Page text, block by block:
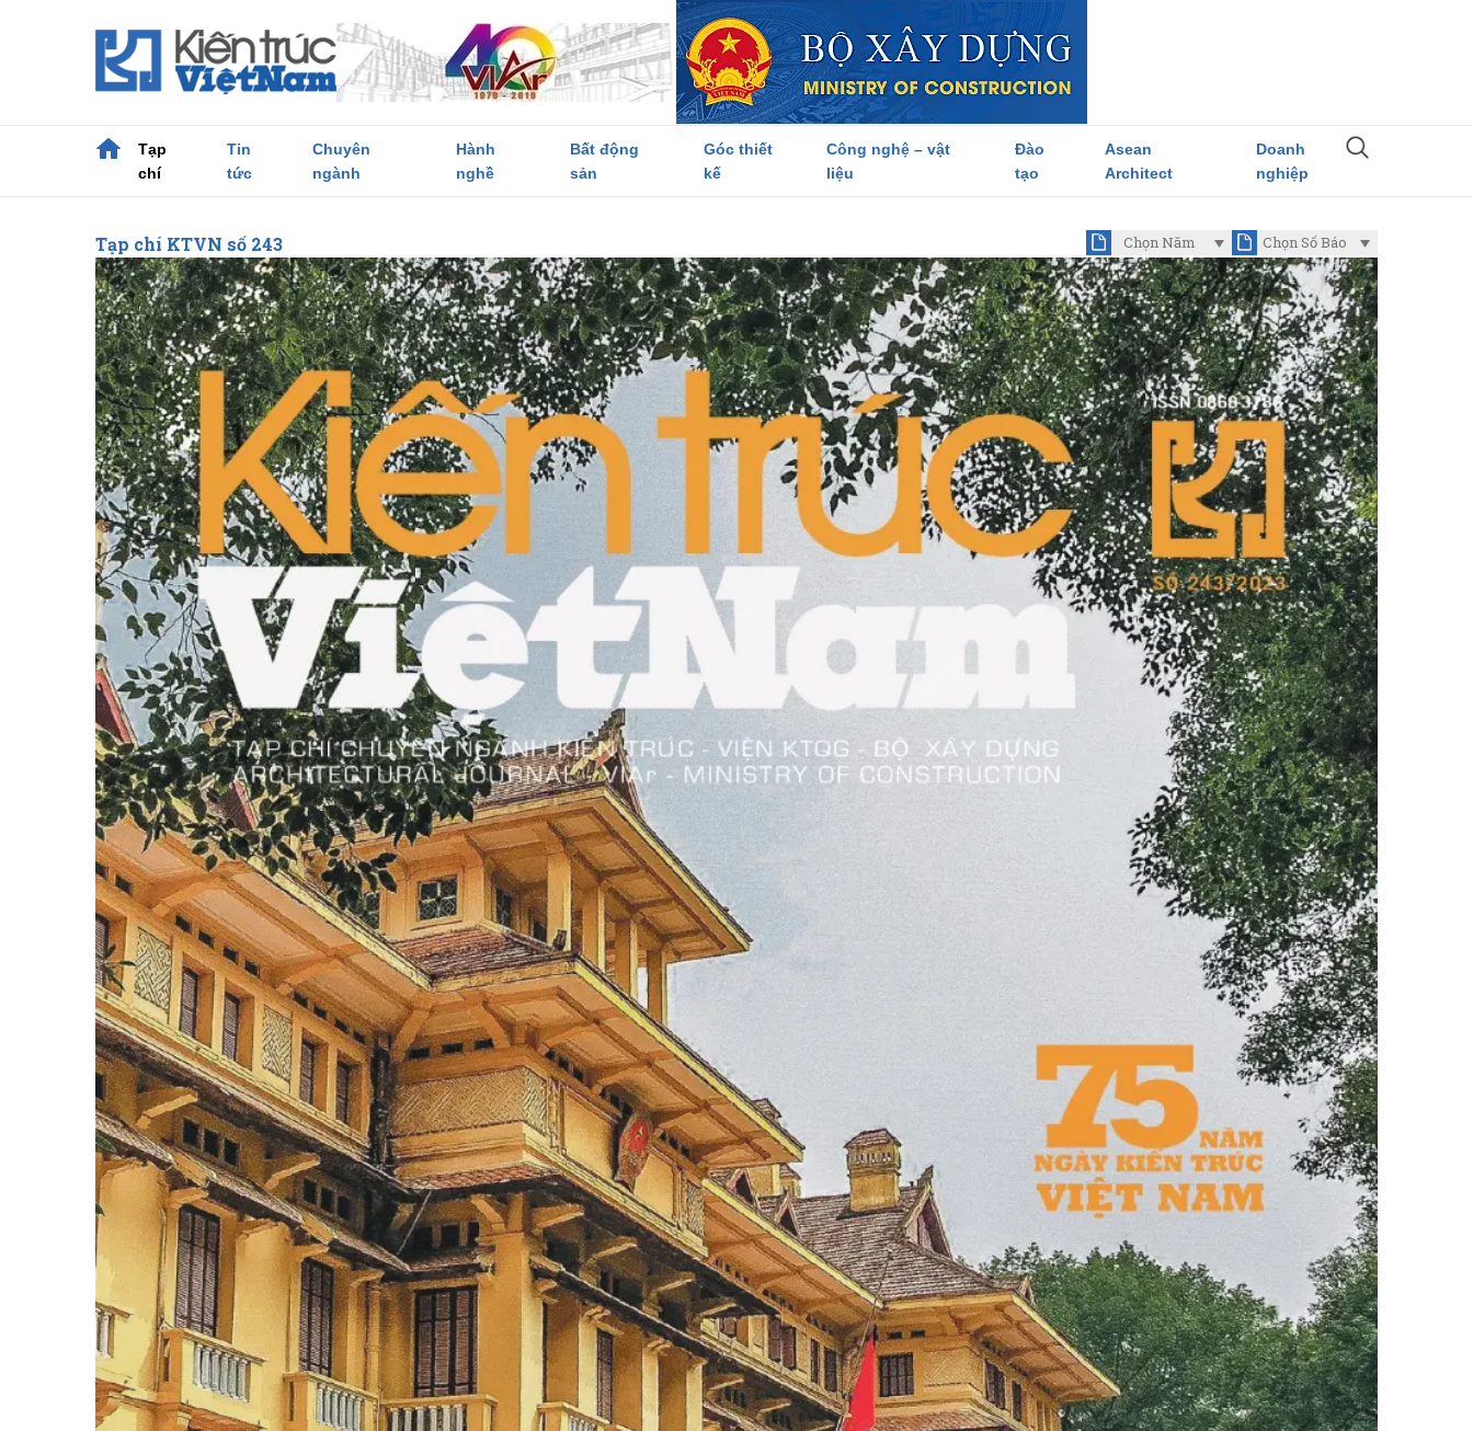
Tạp
chí
Tin
tức
Chuyên
ngành
Hành
nghề
Bất động
sản
Góc thiết
kế
Công nghệ – vật
liệu
Đào
tạo
Asean
Architect
Doanh
nghiệp
Tạp chí KTVN số 243 Chọn Năm Chọn Số Báo